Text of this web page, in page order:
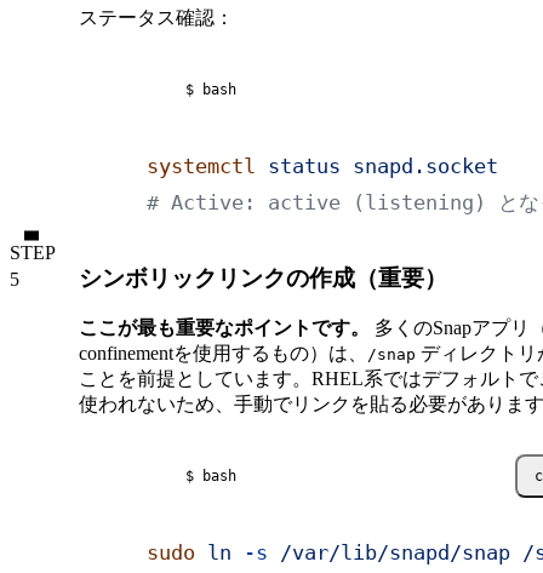
ステータス確認：
$ bash
systemctl status snapd.socket
# Active: active (listening) となっ
STEP
シンボリックリンクの作成（重要）
ここが最も重要なポイントです。
多くのSnapアプリ
confinementを使用するもの）は、
/snap ディレクトリ
ことを前提としています。RHEL系ではデフォルト
使われないため、手動でリンクを貼る必要がありま
$ bash
sudo ln -s /var/lib/snapd/snap /